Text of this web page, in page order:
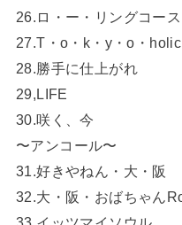
26.ロ・ー・リングコー
27.T・o・k・y・o・holic
28.勝手に仕上がれ
29,LIFE
30.咲く、今
〜アンコール〜
31.好きやねん・大・阪
32.大・阪・おばちゃん